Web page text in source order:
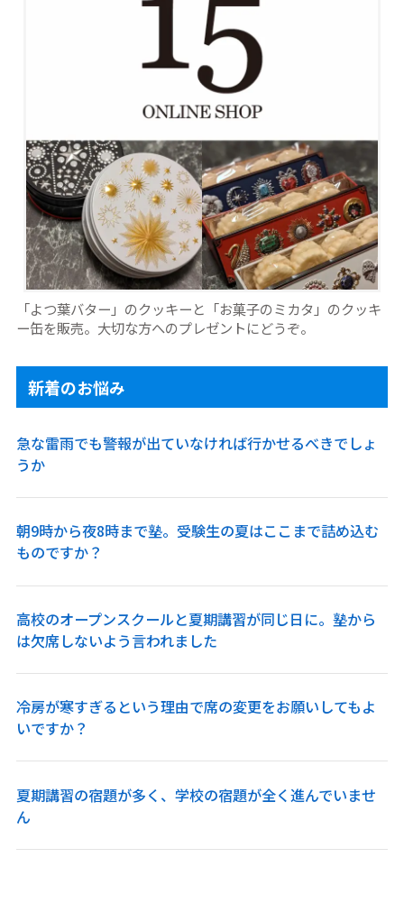
「よつ葉バター」のクッキーと「お菓子のミカタ」のクッキ
ー缶を販売。大切な方へのプレゼントにどうぞ。
新着のお悩み
急な雷雨でも警報が出ていなければ行かせるべきでしょ
うか
朝9時から夜8時まで塾。受験生の夏はここまで詰め込む
ものですか？
高校のオープンスクールと夏期講習が同じ日に。塾から
は欠席しないよう言われました
冷房が寒すぎるという理由で席の変更をお願いしてもよ
いですか？
夏期講習の宿題が多く、学校の宿題が全く進んでいませ
ん